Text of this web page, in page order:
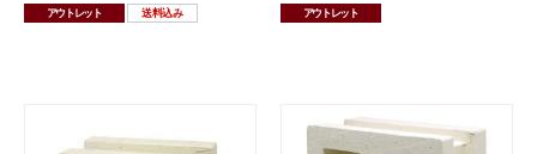
アウトレット 送料込み アウトレット